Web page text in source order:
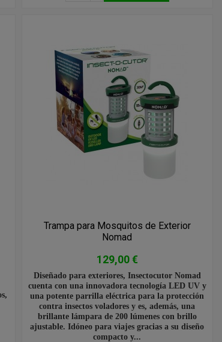
Trampa para Mosquitos de Exterior
Nomad
129,00 €
Diseñado para exteriores, Insectocutor Nomad
cuenta con una innovadora tecnología LED UV y
una potente parrilla eléctrica para la protección
contra insectos voladores y es, además, una
brillante lámpara de 200 lúmenes con brillo
ajustable. Idóneo para viajes gracias a su diseño
compacto y...